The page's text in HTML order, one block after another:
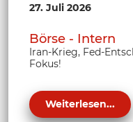
27. Juli 2026
Börse - Intern
Iran-Krieg, Fed-
Fokus!
Weiterlesen...